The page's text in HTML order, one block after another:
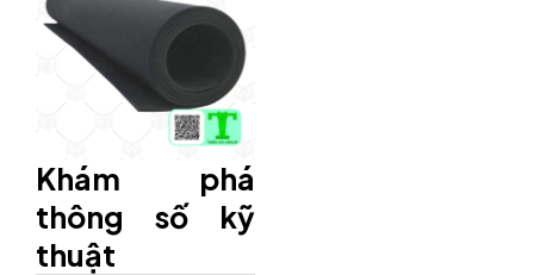
Khám phá
thông số kỹ
thuật